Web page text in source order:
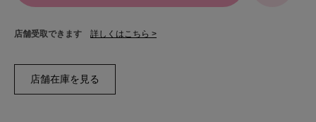
店舗受取できます 詳しくはこちら >